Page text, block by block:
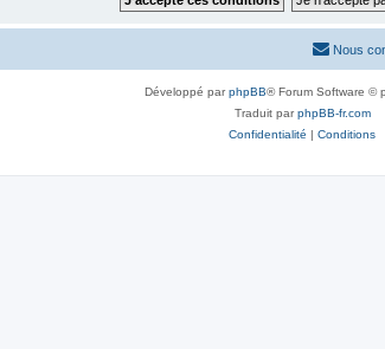
Nous
Développé parphpBB® Forum Software ©
Traduit parphpBB-fr.com
Confidentialité | Conditions